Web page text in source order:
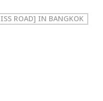
ROAD] IN BANGKOK